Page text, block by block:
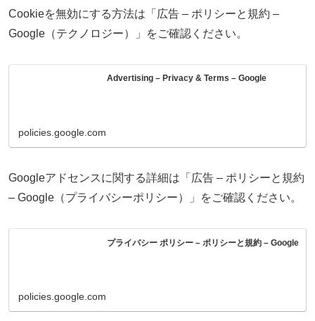
Cookieを無効にする方法は「広告 – ポリシーと規約 –
Google（テクノロジー）」をご確認ください。
Advertising – Privacy & Terms – Google
policies.google.com
Googleアドセンスに関する詳細は「広告 – ポリシーと規約
– Google（プライバシーポリシー）」をご確認ください。
プライバシー ポリシー – ポリシーと規約 – Google
policies.google.com